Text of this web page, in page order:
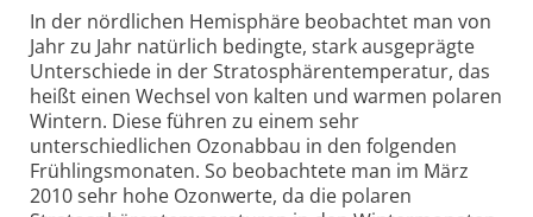
In der nördlichen Hemisphäre beobachtet man von
Jahr zu Jahr natürlich bedingte, stark ausgeprägte
Unterschiede in der Stratosphärentemperatur, das
heißt einen Wechsel von kalten und warmen polaren
Wintern. Diese führen zu einem sehr
unterschiedlichen Ozonabbau in den folgenden
Frühlingsmonaten. So beobachtete man im März
2010 sehr hohe Ozonwerte, da die polaren